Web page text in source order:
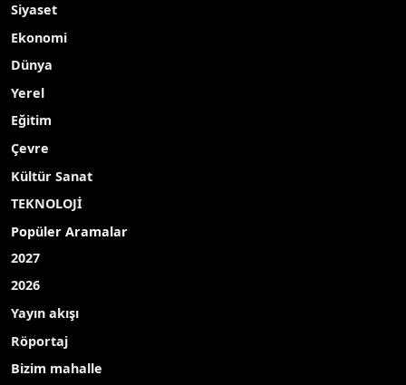
Siyaset
Ekonomi
Dünya
Yerel
Eğitim
Çevre
Kültür Sanat
TEKNOLOJİ
Popüler Aramalar
2027
2026
Yayın akışı
Röportaj
Bizim mahalle